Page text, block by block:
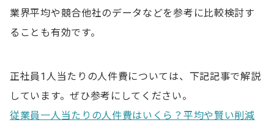
業界平均や競合他社のデータなどを参考に比較検討す
ることも有効です。
正社員1人当たりの人件費については、下記記事で解説
しています。ぜひ参考にしてください。
従業員一人当たりの人件費はいくら？平均や賢い削減